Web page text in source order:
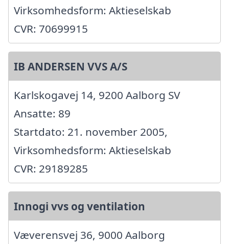
Virksomhedsform: Aktieselskab
CVR: 70699915
IB ANDERSEN VVS A/S
Karlskogavej 14, 9200 Aalborg SV
Ansatte: 89
Startdato: 21. november 2005,
Virksomhedsform: Aktieselskab
CVR: 29189285
Innogi vvs og ventilation
Væverensvej 36, 9000 Aalborg